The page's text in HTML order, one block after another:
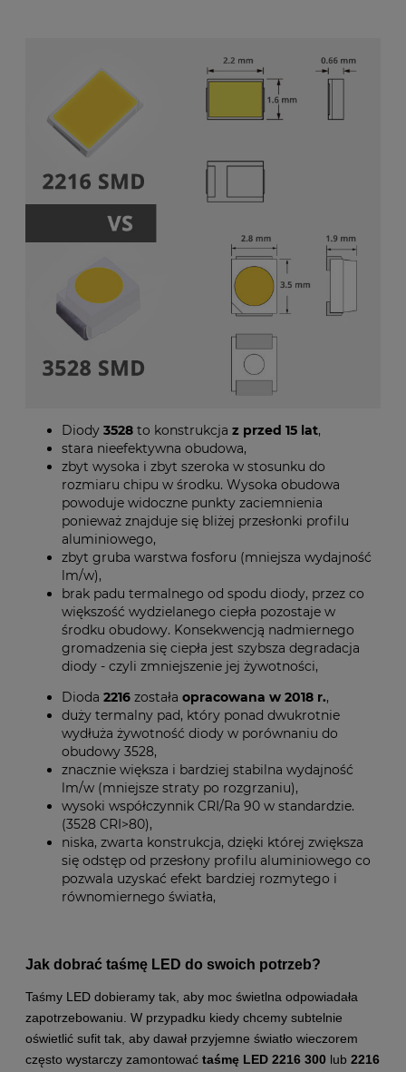
Diody 3528 to konstrukcja z przed 15 lat,
stara nieefektywna obudowa,
zbyt wysoka i zbyt szeroka w stosunku do
rozmiaru chipu w środku. Wysoka obudowa
powoduje widoczne punkty zaciemnienia
ponieważ znajduje się bliżej przesłonki profilu
aluminiowego,
zbyt gruba warstwa fosforu (mniejsza wydajność
lm/w),
brak padu termalnego od spodu diody, przez co
większość wydzielanego ciepła pozostaje w
środku obudowy. Konsekwencją nadmiernego
gromadzenia się ciepła jest szybsza degradacja
diody - czyli zmniejszenie jej żywotności,
Dioda 2216 została opracowana w 2018 r.,
duży termalny pad, który ponad dwukrotnie
wydłuża żywotność diody w porównaniu do
obudowy 3528,
znacznie większa i bardziej stabilna wydajność
lm/w (mniejsze straty po rozgrzaniu),
wysoki współczynnik CRI/Ra 90 w standardzie.
(3528 CRI>80),
niska, zwarta konstrukcja, dzięki której zwiększa
się odstęp od przesłony profilu aluminiowego co
pozwala uzyskać efekt bardziej rozmytego i
równomiernego światła,
Jak dobrać taśmę LED do swoich potrzeb?
Taśmy LED dobieramy tak, aby moc świetlna odpowiadała
zapotrzebowaniu. W przypadku kiedy chcemy subtelnie
oświetlić sufit tak, aby dawał przyjemne światło wieczorem
często wystarczy zamontować taśmę LED 2216 300 lub 2216